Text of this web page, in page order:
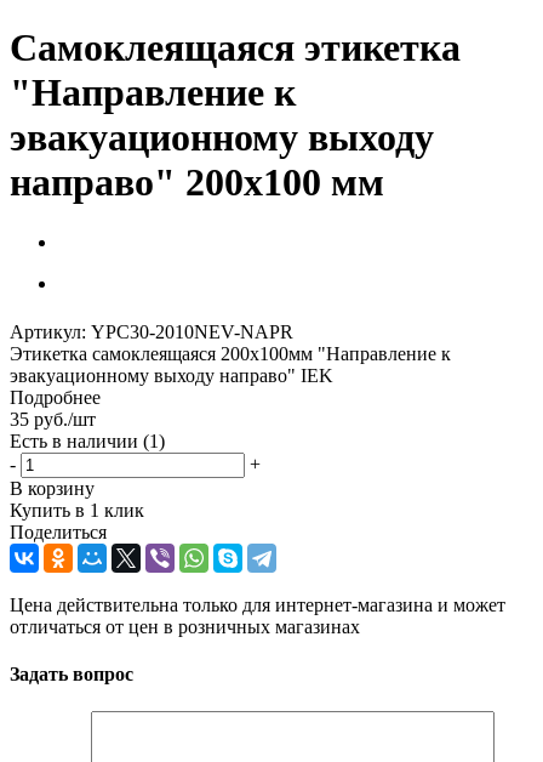
Самоклеящаяся этикетка
"Направление к
эвакуационному выходу
направо" 200х100 мм
Артикул: YPC30-2010NEV-NAPR
Этикетка самоклеящаяся 200х100мм "Направление к
эвакуационному выходу направо" IEK
Подробнее
35 руб./шт
Есть в наличии (1)
-
+
В корзину
Купить в 1 клик
Поделиться
Цена действительна только для интернет-магазина и может
отличаться от цен в розничных магазинах
Задать вопрос